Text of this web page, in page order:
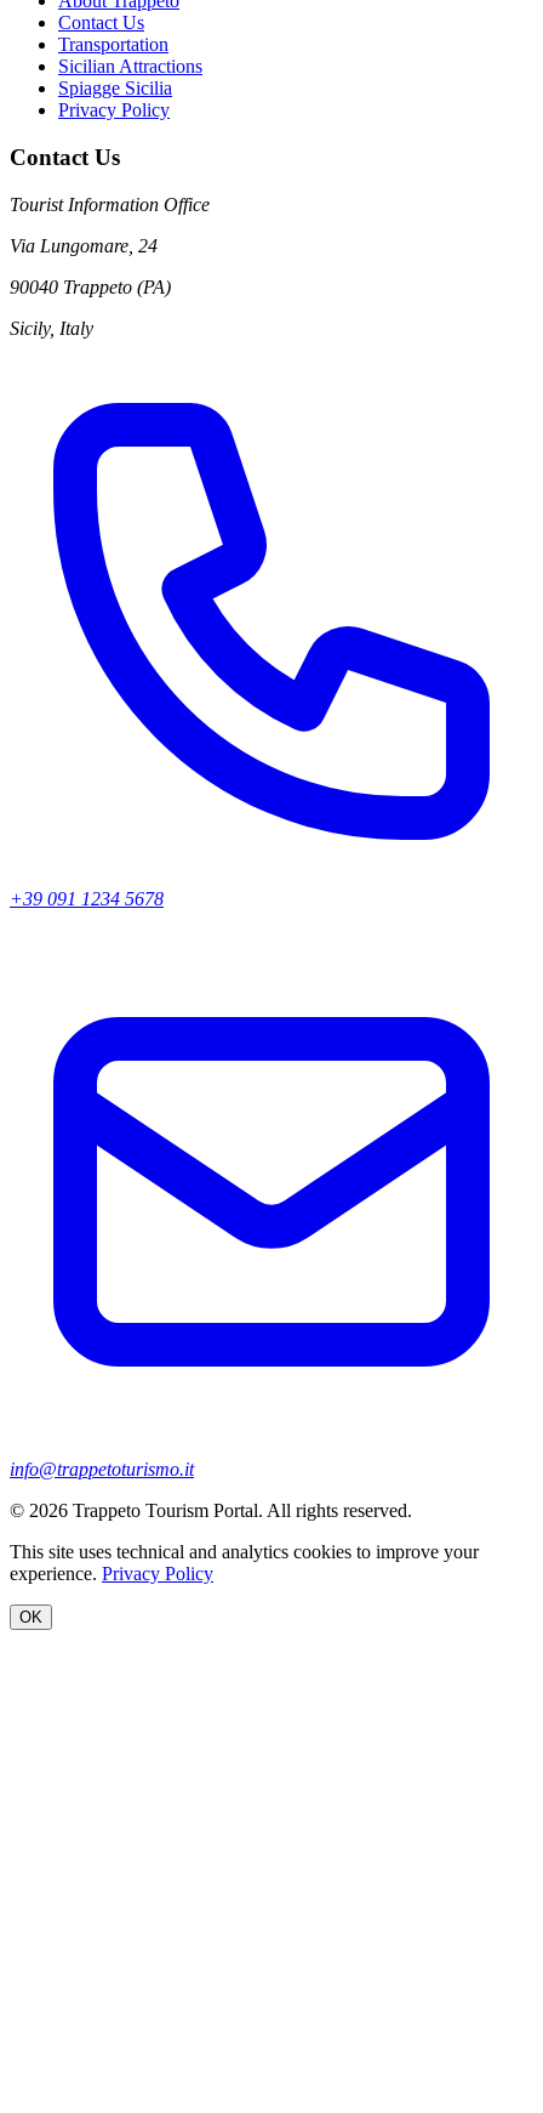
Contact Us
Transportation
Sicilian Attractions
Spiagge Sicilia
Privacy Policy
Contact Us
Tourist Information Office
Via Lungomare, 24
90040 Trappeto (PA)
Sicily, Italy
+39 091 1234 5678
info@trappetoturismo.it
© 2026 Trappeto Tourism Portal. All rights reserved.
This site uses technical and analytics cookies to improve your
experience. Privacy Policy
OK